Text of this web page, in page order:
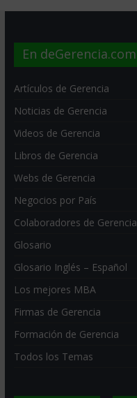
En deGerencia.com
Artículos de Gerencia
Noticias de Gerencia
Videos de Gerencia
Libros de Gerencia
Webs de Gerencia
Negocios por País
Colaboradores de Gerencia
Glosario
Glosario Inglés – Español
Los mejores MBA
Firmas de Gerencia
Formación de Gerencia
Todos los Temas